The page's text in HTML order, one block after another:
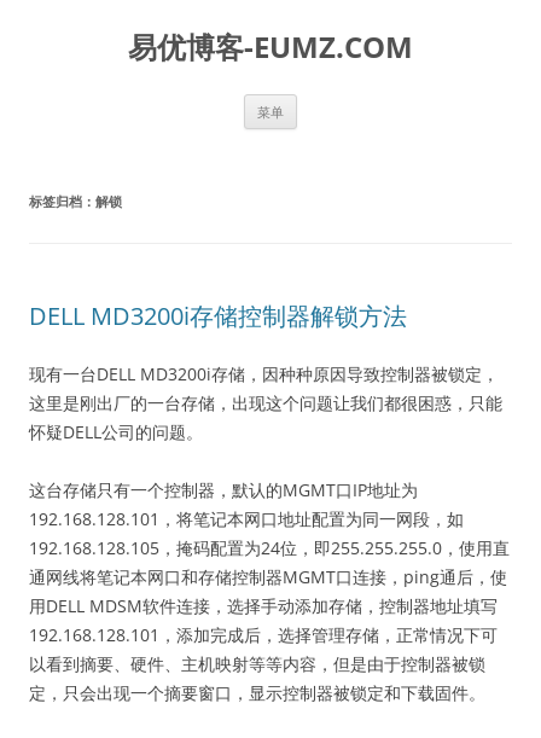
易优博客-EUMZ.COM
菜单
标签归档： 解锁
DELL MD3200i存储控制器解锁方法
现有一台DELL MD3200i存储，因种种原因导致控制器被锁定，
这里是刚出厂的一台存储，出现这个问题让我们都很困惑，只能
怀疑DELL公司的问题。
这台存储只有一个控制器，默认的MGMT口IP地址为
192.168.128.101，将笔记本网口地址配置为同一网段，如
192.168.128.105，掩码配置为24位，即255.255.255.0，使用直
通网线将笔记本网口和存储控制器MGMT口连接，ping通后，使
用DELL MDSM软件连接，选择手动添加存储，控制器地址填写
192.168.128.101，添加完成后，选择管理存储，正常情况下可
以看到摘要、硬件、主机映射等等内容，但是由于控制器被锁
定，只会出现一个摘要窗口，显示控制器被锁定和下载固件。